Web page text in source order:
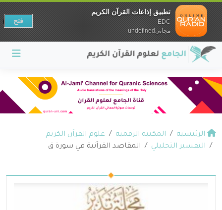
الرئيسية المكتبة الرقمية
علوم القرآن الكريم
التفسير التحليلي
المقاصد القرآنية في سورة ق
تطبيق إذاعات القرآن الكريم
EDC
مجانيundefined
فتح